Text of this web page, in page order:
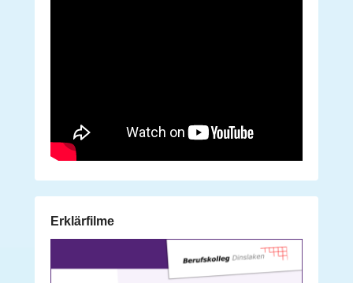
Erklärfilme